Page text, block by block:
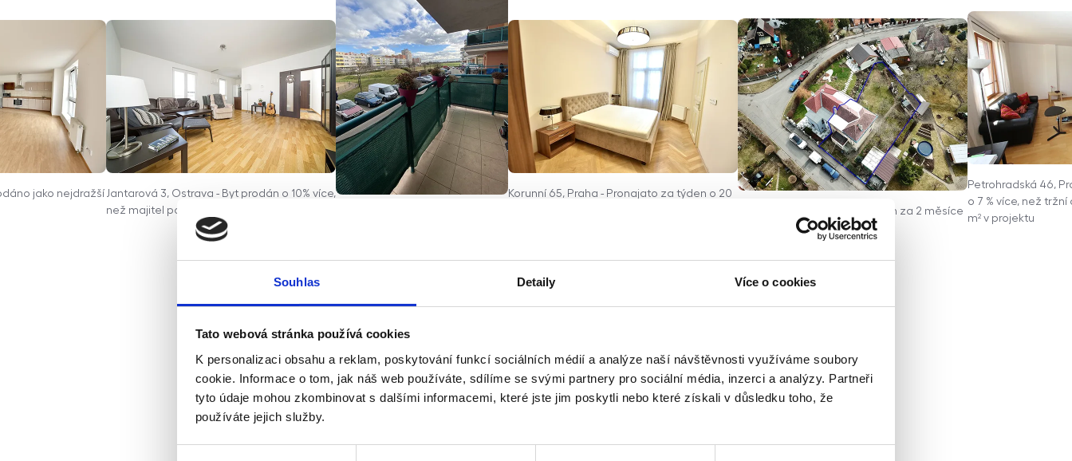
Souhlas Detaily Více o cookies
Tato webová stránka používá cookies
K personalizaci obsahu a reklam, poskytování funkcí sociálních médií a analýze naší návštěvnosti využíváme soubory
cookie. Informace o tom, jak náš web používáte, sdílíme se svými partnery pro sociální média, inzerci a analýzy. Partneři
tyto údaje mohou zkombinovat s dalšími informacemi, které jste jim poskytli nebo které získali v důsledku toho, že
používáte jejich služby.
jako nejdražší Jantarová 3, Ostrava - Byt prodán o 10% více,
než majitel požadoval
Korunní 65, Praha - Pronajato za týden o 20
Jindrova 7, Praha - Dům prodán za 2 měsíce
Petrohradská 46,
o 7 % více, než
m² v projektu
Doplňkové služby